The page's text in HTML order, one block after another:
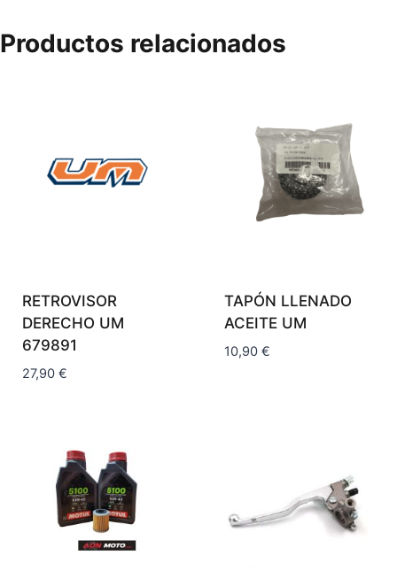
Productos relacionados
RETROVISOR
DERECHO UM
679891
27,90 €
TAPÓN LLENADO
ACEITE UM
10,90 €